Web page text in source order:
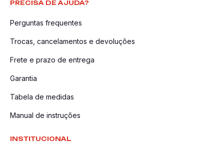
PRECISA DE AJUDA?
Perguntas frequentes
Trocas, cancelamentos e devoluções
Frete e prazo de entrega
Garantia
Tabela de medidas
Manual de instruções
INSTITUCIONAL